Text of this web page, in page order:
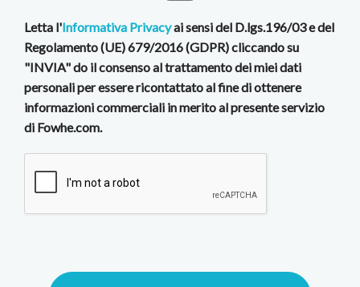
Letta l'Informativa Privacyai sensi del D.lgs.196/03 e del
Regolamento (UE) 679/2016 (GDPR) cliccando su
"INVIA" do il consenso al trattamento dei miei dati
personali per essere ricontattato al fine di ottenere
informazioni commerciali in merito al presente servizio
di Fowhe.com.